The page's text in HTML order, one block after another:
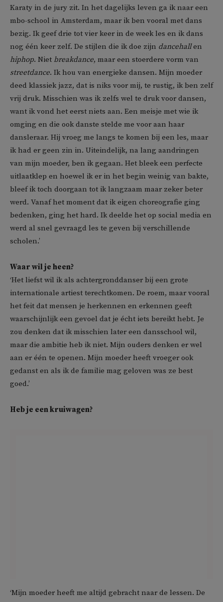
Karaty in de jury zit. In het dagelijks leven ga ik naar een
mbo-school in Amsterdam, maar ik ben vooral met dans
bezig. Ik geef drie tot vier keer in de week les en ik dans
nog één keer zelf. De stijlen die ik doe zijn dancehallen
hiphop. Niet breakdance, maar een stoerdere vorm van
streetdance. Ik hou van energieke dansen. Mijn moeder
deed klassiek jazz, dat is niks voor mij, te rustig, ik ben zelf
vrij druk. Misschien was ik zelfs wel te druk voor dansen,
want ik vond het eerst niets aan. Een meisje met wie ik
omging en die ook danste stelde me voor aan haar
dansleraar. Hij vroeg me langs te komen bij een les, maar
ik had er geen zin in. Uiteindelijk, na lang aandringen
van mijn moeder, ben ik gegaan. Het bleek een perfecte
uitlaatklep en hoewel ik er in het begin weinig van bakte,
bleef ik toch doorgaan tot ik langzaam maar zeker beter
werd. Vanaf het moment dat ik eigen choreografie ging
bedenken, ging het hard. Ik deelde het op social media en
werd al snel gevraagd les te geven bij verschillende
scholen.’
Waar wil je heen?
‘Het liefst wil ik als achtergronddanser bij een grote
internationale artiest terechtkomen. De roem, maar vooral
het feit dat mensen je herkennen en erkennen geeft
waarschijnlijk een gevoel dat je écht iets bereikt hebt. Je
zou denken dat ik misschien later een dansschool wil,
maar die ambitie heb ik niet. Mijn ouders denken er wel
aan er één te openen. Mijn moeder heeft vroeger ook
gedanst en als ik de familie mag geloven was ze best
goed.’
Heb je een kruiwagen?
‘Mijn moeder heeft me altijd gebracht naar de lessen. De